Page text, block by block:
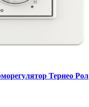
Тернео Рол